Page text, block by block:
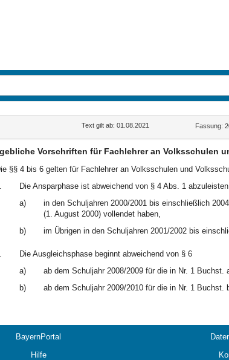
Text gilt ab: 01.08.2021 Fassung:
Vorschriften für Fachlehrer an Volksschulen
§§ 4 bis 6 gelten für Fachlehrer an Volksschulen und
Die Ansparphase ist abweichend von § 4 Abs. 1
a)
in den Schuljahren 2000/2001 bis einschließlich
(1. August 2000) vollendet haben,
b)
im Übrigen in den Schuljahren 2001/2002 bis
Die Ausgleichsphase beginnt abweichend von § 6
a)
ab dem Schuljahr 2008/2009 für die in Nr. 1 Buchst.
b)
ab dem Schuljahr 2009/2010 für die in Nr. 1 Buchst.
BayernPortal
Hilfe